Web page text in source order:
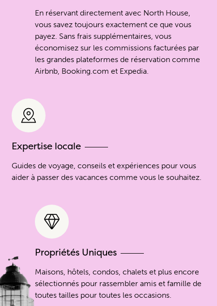
En réservant directement avec North House,
vous savez toujours exactement ce que vous
payez. Sans frais supplémentaires, vous
économisez sur les commissions facturées par
les grandes plateformes de réservation comme
Airbnb, Booking.com et Expedia.
Expertise locale
Guides de voyage, conseils et expériences pour vous
aider à passer des vacances comme vous le souhaitez.
Propriétés Uniques
Maisons, hôtels, condos, chalets et plus encore
sélectionnés pour rassembler amis et famille de
toutes tailles pour toutes les occasions.